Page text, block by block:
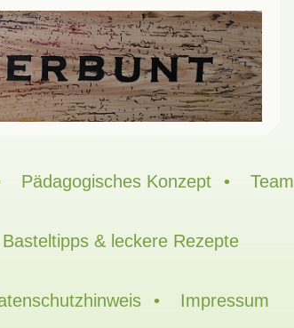
Pädagogisches Konzept Team
Basteltipps & leckere Rezepte
Impressum